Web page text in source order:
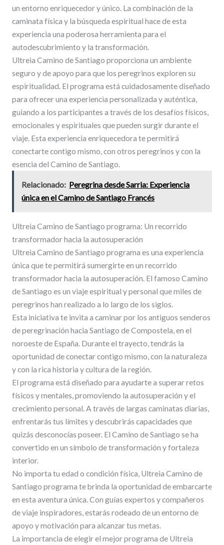
un entorno enriquecedor y único. La combinación de la
caminata física y la búsqueda espiritual hace de esta
experiencia una poderosa herramienta para el
autodescubrimiento y la transformación.
Ultreia Camino de Santiago proporciona un ambiente
seguro y de apoyo para que los peregrinos exploren su
espiritualidad. El programa está cuidadosamente diseñado
para ofrecer una experiencia personalizada y auténtica,
guiando a los participantes a través de los desafíos físicos,
emocionales y espirituales que pueden surgir durante el
viaje. Esta experiencia enriquecedora te permitirá
conectarte contigo mismo, con otros peregrinos y con la
esencia del Camino de Santiago.
Relacionado: Peregrina desde Sarria: Experiencia
única en el Camino de Santiago Francés
Ultreia Camino de Santiago programa: Un recorrido
transformador hacia la autosuperación
Ultreia Camino de Santiago programa es una experiencia
única que te permitirá sumergirte en un recorrido
transformador hacia la autosuperación. El famoso Camino
de Santiago es un viaje espiritual y personal que miles de
peregrinos han realizado a lo largo de los siglos.
Esta iniciativa te invita a caminar por los antiguos senderos
de peregrinación hacia Santiago de Compostela, en el
noroeste de España. Durante el trayecto, tendrás la
oportunidad de conectar contigo mismo, con la naturaleza
y con la rica historia y cultura de la región.
El programa está diseñado para ayudarte a superar retos
físicos y mentales, promoviendo la autosuperación y el
crecimiento personal. A través de largas caminatas diarias,
enfrentarás tus límites y descubrirás capacidades que
quizás desconocías poseer. El Camino de Santiago se ha
convertido en un símbolo de transformación y fortaleza
interior.
No importa tu edad o condición física, Ultreia Camino de
Santiago programa te brinda la oportunidad de embarcarte
en esta aventura única. Con guías expertos y compañeros
de viaje inspiradores, estarás rodeado de un entorno de
apoyo y motivación para alcanzar tus metas.
La importancia de elegir el mejor programa de Ultreia